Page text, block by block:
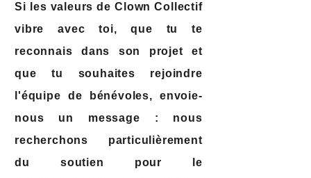
Si les valeurs de Clown Collectif
vibre avec toi, que tu te
reconnais dans son projet et
que tu souhaites rejoindre
l'équipe de bénévoles, envoie-
nous un message : nous
recherchons particulièrement
du soutien pour le